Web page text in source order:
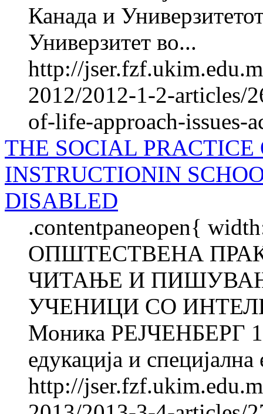
Канада и
Универзитет во...
http://
2012/2012-1-2-articles/
of-life-approach-issues-
THE SOCIAL
INSTRUCTIONIN
DISABLED
.contentpaneopen{
ОПШТЕСТВЕНА
ЧИТАЊЕ И
УЧЕНИЦИ СО
Моника РЕЈЧЕНБЕРГ
едукација и
http://